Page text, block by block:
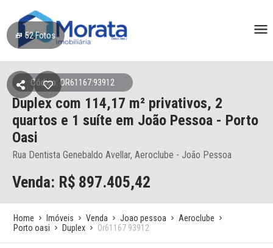
52Fotos
Código: OR61167:93912
Duplex com 114,17 m² privativos, 2
quartos e 1 suíte em João Pessoa - Porto
Oasi
Rua Dentista Genebaldo Avellar, Aeroclube - João Pessoa
Venda: R$ 897.405,42
Home Imóveis Venda Joao pessoa
Aeroclube
Porto oasi
Duplex Or61167 93912